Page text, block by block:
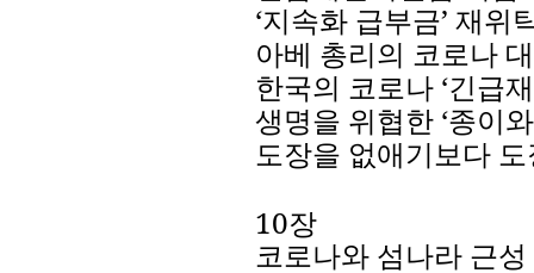
‘지속화 급부금’ 재위
아베 총리의 코로나
한국의 코로나 ‘긴급
생명을 위협한 ‘종이와
도장을 없애기보다
10장
코로나와 섬나라 근성